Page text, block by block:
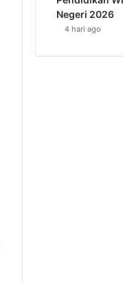
Negeri 2026
4 hari ago